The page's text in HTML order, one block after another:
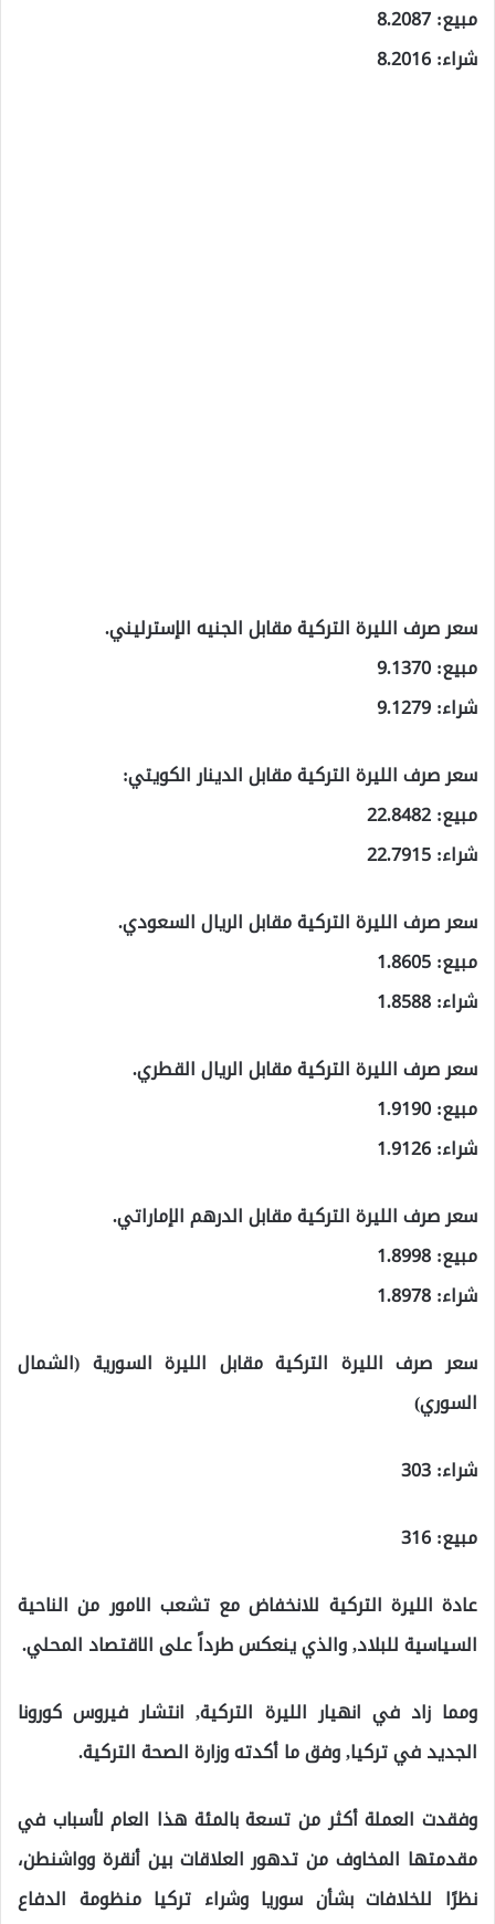
مبيع: 8.2087
شراء: 8.2016
سعر صرف الليرة التركية مقابل الجنيه الإسترليني.
مبيع: 9.1370
شراء: 9.1279
سعر صرف الليرة التركية مقابل الدينار الكويتي:
مبيع: 22.8482
شراء: 22.7915
سعر صرف الليرة التركية مقابل الريال السعودي.
مبيع: 1.8605
شراء: 1.8588
سعر صرف الليرة التركية مقابل الريال القطري.
مبيع: 1.9190
شراء: 1.9126
سعر صرف الليرة التركية مقابل الدرهم الإماراتي.
مبيع: 1.8998
شراء: 1.8978
سعر صرف الليرة التركية مقابل الليرة السورية (الشمال
السوري)
شراء: 303
مبيع: 316
عادة الليرة التركية للانخفاض مع تشعب الامور من الناحية
السياسية للبلاد, والذي ينعكس طرداً على الاقتصاد المحلي.
ومما زاد في انهيار الليرة التركية, انتشار فيروس كورونا
الجديد في تركيا, وفق ما أكدته وزارة الصحة التركية.
وفقدت العملة أكثر من تسعة بالمئة هذا العام لأسباب في
مقدمتها المخاوف من تدهور العلاقات بين أنقرة وواشنطن،
نظرًا للخلافات بشأن سوريا وشراء تركيا منظومة الدفاع